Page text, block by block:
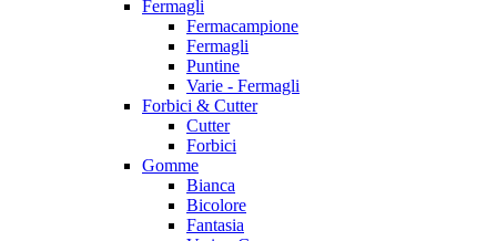
Fermagli
Fermacampione
Fermagli
Puntine
Varie - Fermagli
Forbici & Cutter
Cutter
Forbici
Gomme
Bianca
Bicolore
Fantasia